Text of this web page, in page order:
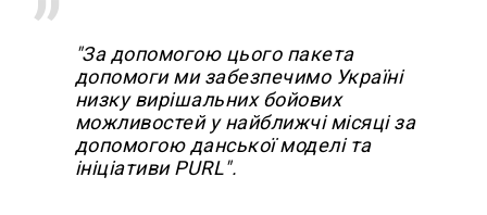
"За допомогою цього пакета
допомоги ми забезпечимо Україні
низку вирішальних бойових
можливостей у найближчі місяці за
допомогою данської моделі та
ініціативи PURL".